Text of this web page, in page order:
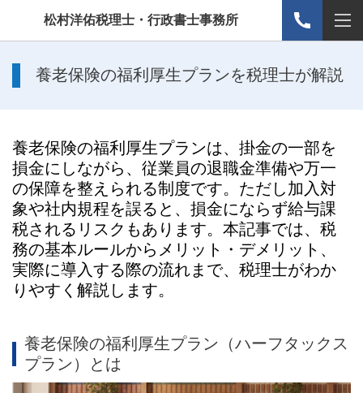
松村洋佑税理士・行政書士事務所
養老保険の福利厚生プランを税理士が解説
養老保険の福利厚生プランは、掛金の一部を
損金にしながら、従業員の退職金準備や万一
の保障を整えられる制度です。ただし加入対
象や社内規程を誤ると、損金にならず給与課
税されるリスクもあります。本記事では、税
務の基本ルールからメリット・デメリット、
実際に導入する際の流れまで、税理士がわか
りやすく解説します。
養老保険の福利厚生プラン（ハーフタックス
プラン）とは